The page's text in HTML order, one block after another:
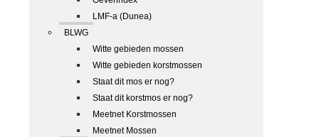
LMF-a (Dunea)
BLWG
Witte gebieden mossen
Witte gebieden korstmossen
Staat dit mos er nog?
Staat dit korstmos er nog?
Meetnet Korstmossen
Meetnet Mossen